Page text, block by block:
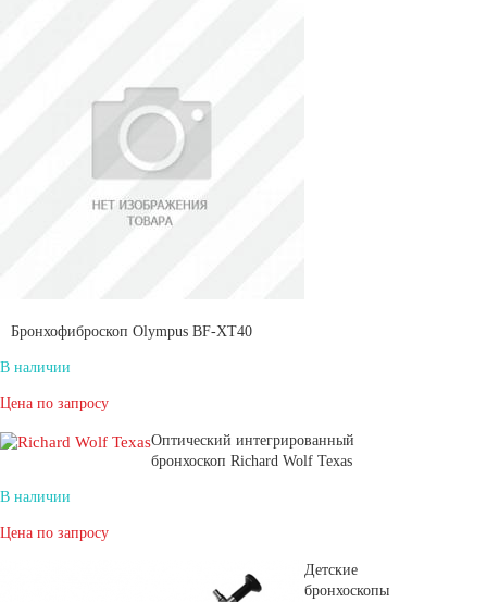
Бронхофиброскоп Olympus BF-XT40
В наличии
Цена по запросу
Оптический интегрированный
бронхоскоп Richard Wolf Texas
В наличии
Цена по запросу
Детские
бронхоскопы